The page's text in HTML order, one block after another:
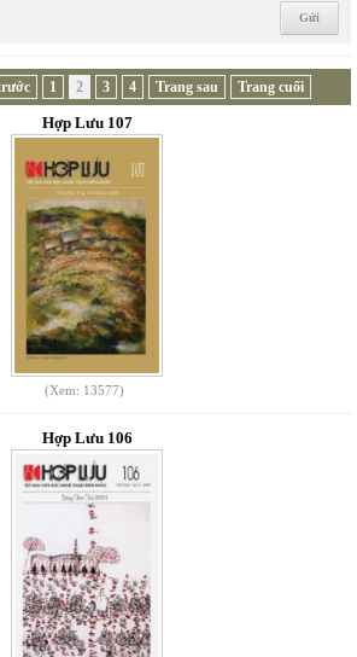
1 2 3 4 Trang sau Trang cuối
Hợp Lưu 107
(Xem: 13577)
Hợp Lưu 106